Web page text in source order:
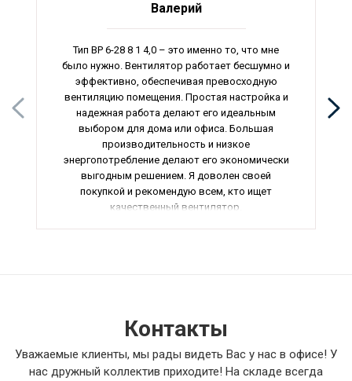
Валерий
Тип ВР 6-28 8 1 4,0 – это именно то, что мне
было нужно. Вентилятор работает бесшумно и
эффективно, обеспечивая превосходную
вентиляцию помещения. Простая настройка и
надежная работа делают его идеальным
выбором для дома или офиса. Большая
производительность и низкое
энергопотребление делают его экономически
выгодным решением. Я доволен своей
покупкой и рекомендую всем, кто ищет
качественный вентилятор.
Контакты
Уважаемые клиенты, мы рады видеть Вас у нас в офисе! У
нас дружный коллектив приходите! На складе всегда